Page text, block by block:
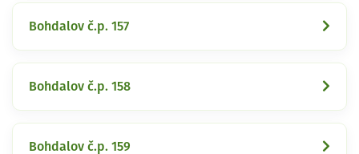
Bohdalov č.p. 157
Bohdalov č.p. 158
Bohdalov č.p. 159